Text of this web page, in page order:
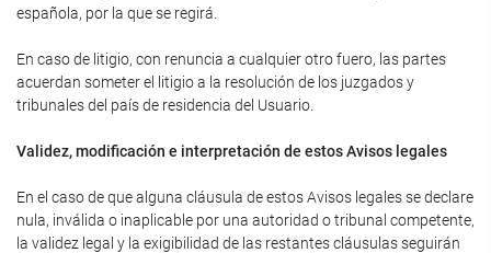
española, por la que se regirá.
En caso de litigio, con renuncia a cualquier otro fuero, las partes
acuerdan someter el litigio a la resolución de los juzgados y
tribunales del país de residencia del Usuario.
Validez, modificación e interpretación de estos Avisos legales
En el caso de que alguna cláusula de estos Avisos legales se declare
nula, inválida o inaplicable por una autoridad o tribunal competente,
la validez legal y la exigibilidad de las restantes cláusulas seguirán